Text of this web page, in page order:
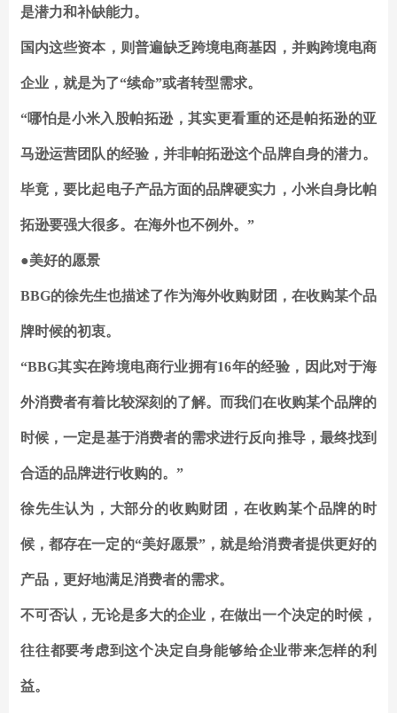
是潜力和补缺能力。
国内这些资本，则普遍缺乏跨境电商基因，并购跨境电商
企业，就是为了“续命”或者转型需求。
“哪怕是小米入股帕拓逊，其实更看重的还是帕拓逊的亚
马逊运营团队的经验，并非帕拓逊这个品牌自身的潜力。
毕竟，要比起电子产品方面的品牌硬实力，小米自身比帕
拓逊要强大很多。在海外也不例外。”
●美好的愿景
BBG的徐先生也描述了作为海外收购财团，在收购某个品
牌时候的初衷。
“BBG其实在跨境电商行业拥有16年的经验，因此对于海
外消费者有着比较深刻的了解。而我们在收购某个品牌的
时候，一定是基于消费者的需求进行反向推导，最终找到
合适的品牌进行收购的。”
徐先生认为，大部分的收购财团，在收购某个品牌的时
候，都存在一定的“美好愿景”，就是给消费者提供更好的
产品，更好地满足消费者的需求。
不可否认，无论是多大的企业，在做出一个决定的时候，
往往都要考虑到这个决定自身能够给企业带来怎样的利
益。